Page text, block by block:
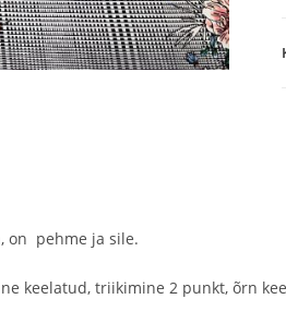
on pehme ja sile.
keelatud, triikimine 2 punkt, õrn